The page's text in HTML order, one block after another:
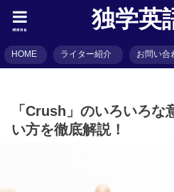
独学英
menu
HOME ライター紹介 お問い合
「Crush」のいろいろな
い方を徹底解説！